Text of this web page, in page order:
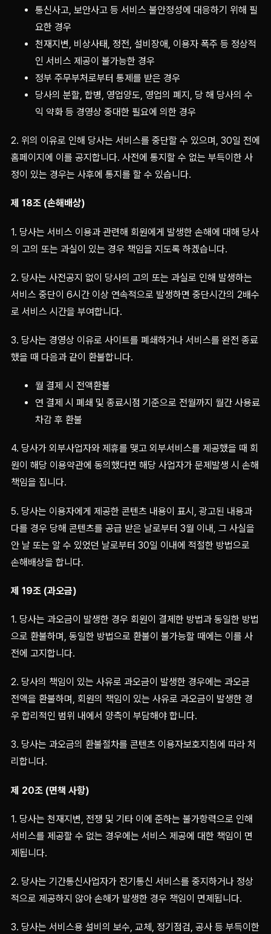
통신사고, 보안사고 등 서비스 불안정성에 대응하기 위해 필
요한 경우
천재지변, 비상사태, 정전, 설비장애, 이용자 폭주 등 정상적
인 서비스 제공이 불가능한 경우
정부 주무부처로부터 통제를 받은 경우
당사의 분할, 합병, 영업양도, 영업의 폐지, 당 해 당사의 수
익 약화 등 경영상 중대한 필요에 의한 경우
2. 위의 이유로 인해 당사는 서비스를 중단할 수 있으며, 30일 전에
홈페이지에 이를 공지합니다. 사전에 통지할 수 없는 부득이한 사
정이 있는 경우는 사후에 통지를 할 수 있습니다.
제 18조 (손해배상)
1. 당사는 서비스 이용과 관련해 회원에게 발생한 손해에 대해 당사
의 고의 또는 과실이 있는 경우 책임을 지도록 하겠습니다.
2. 당사는 사전공지 없이 당사의 고의 또는 과실로 인해 발생하는
서비스 중단이 6시간 이상 연속적으로 발생하면 중단시간의 2배수
로 서비스 시간을 부여합니다.
3. 당사는 경영상 이유로 사이트를 폐쇄하거나 서비스를 완전 종료
했을 때 다음과 같이 환불합니다.
월 결제 시 전액환불
연 결제 시 폐쇄 및 종료시점 기준으로 전월까지 월간 사용료
차감 후 환불
4. 당사가 외부사업자와 제휴를 맺고 외부서비스를 제공했을 때 회
원이 해당 이용약관에 동의했다면 해당 사업자가 문제발생 시 손해
책임을 집니다.
5. 당사는 이용자에게 제공한 콘텐츠 내용이 표시, 광고된 내용과
다를 경우 당해 콘텐츠를 공급 받은 날로부터 3월 이내, 그 사실을
안 날 또는 알 수 있었던 날로부터 30일 이내에 적절한 방법으로
손해배상을 합니다.
제 19조 (과오금)
1. 당사는 과오금이 발생한 경우 회원이 결제한 방법과 동일한 방법
으로 환불하며, 동일한 방법으로 환불이 불가능할 때에는 이를 사
전에 고지합니다.
2. 당사의 책임이 있는 사유로 과오금이 발생한 경우에는 과오금
전액을 환불하며, 회원의 책임이 있는 사유로 과오금이 발생한 경
우 합리적인 범위 내에서 양측이 부담해야 합니다.
3. 당사는 과오금의 환불절차를 콘텐츠 이용자보호지침에 따라 처
리합니다.
제 20조 (면책 사항)
1. 당사는 천재지변, 전쟁 및 기타 이에 준하는 불가항력으로 인해
서비스를 제공할 수 없는 경우에는 서비스 제공에 대한 책임이 면
제됩니다.
2. 당사는 기간통신사업자가 전기통신 서비스를 중지하거나 정상
적으로 제공하지 않아 손해가 발생한 경우 책임이 면제됩니다.
3. 당사는 서비스용 설비의 보수, 교체, 정기점검, 공사 등 부득이한